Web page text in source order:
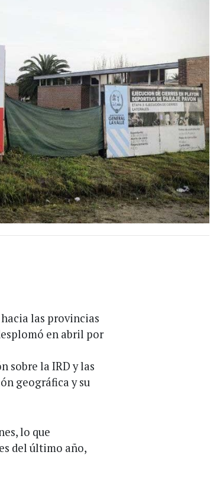
las provincias
en abril por
sobre la IRD y las
geográfica y su
lo que
del último año,